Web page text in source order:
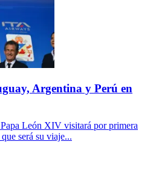
Argentina y Perú en
León XIV visitará por primera
será su viaje...